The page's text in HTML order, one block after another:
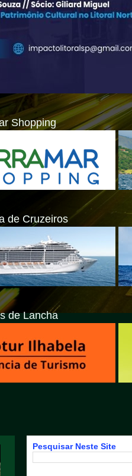
Shopping
de Cruzeiros
de Lancha
Pesquisar Neste Site